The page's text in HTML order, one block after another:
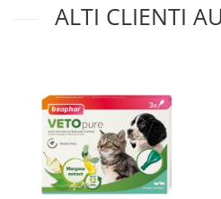
ALTI CLIENTI